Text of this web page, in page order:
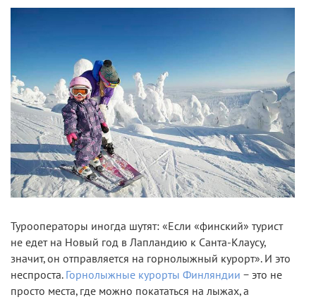
Турооператоры иногда шутят: «Если «финский» турист
не едет на Новый год в Лапландию к Санта-Клаусу,
значит, он отправляется на горнолыжный курорт». И это
неспроста. Горнолыжные курорты Финляндии − это не
просто места, где можно покататься на лыжах, а